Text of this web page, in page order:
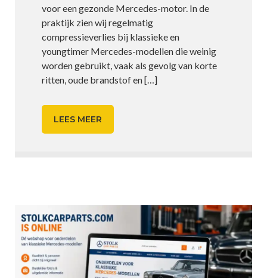
voor een gezonde Mercedes-motor. In de
praktijk zien wij regelmatig
compressieverlies bij klassieke en
youngtimer Mercedes-modellen die weinig
worden gebruikt, vaak als gevolg van korte
ritten, oude brandstof en[…]
LEES MEER